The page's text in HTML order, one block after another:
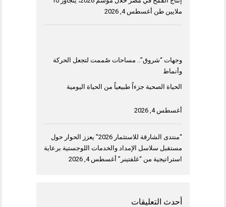
ملايين طن أغسطس 4, 2026
وجهات “شروق”.. مساحات صُممت لتجعل الحركة
وأنماط
الحياة الصحية جزءاً طبيعياً من الحياة اليومية
أغسطس 4, 2026
“منتدى الشارقة للاستثمار 2026” يعزز الحوار حول
مستقبل سلاسل الإمداد والخدمات اللوجستية برعاية
استراتيجية من “غلفتينر” أغسطس 4, 2026
أحدث التعليقات